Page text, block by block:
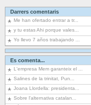
Darrers comentaris
Me han ofertado entrar a tr...
y tu estas Ahi porque vales...
Yo llevo 7 años trabajando ...
Es comenta...
L'empresa Mem garanteix el ...
Salines de la trinitat, Pun...
Joana Llordella: presidenta...
Sobre l'alternativa catalan...